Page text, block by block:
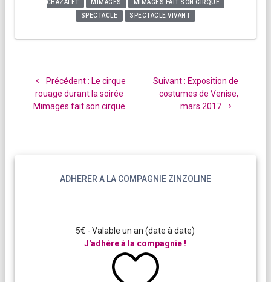
CHAZALET
MIMAGES
MIMAGES FAIT SON CIRQUE
SPECTACLE
SPECTACLE VIVANT
l’article
Précédent : Article
précédent
:
Le cirque
rouage durant la soirée
Mimages fait son cirque
Suivant : Article
suivant
:
Exposition de
costumes de Venise,
mars 2017
ADHERER A LA COMPAGNIE ZINZOLINE
5€ - Valable un an (date à date)
J'adhère à la compagnie !